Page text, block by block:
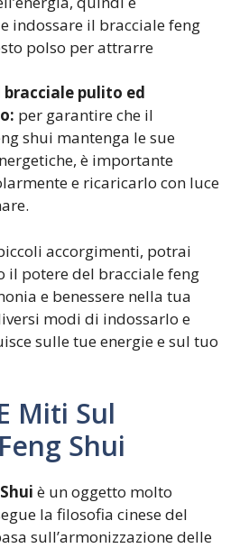
indossare il bracciale feng
polso per attrarre
pulito ed
per garantire che il
shui mantenga le sue
è importante
e ricaricarlo con luce
accorgimenti, potrai
il potere del bracciale feng
e benessere nella tua
modi di indossarlo e
sulle tue energie e sul tuo
Miti Sul
Shui
è un oggetto molto
la filosofia cinese del
sull’armonizzazione delle